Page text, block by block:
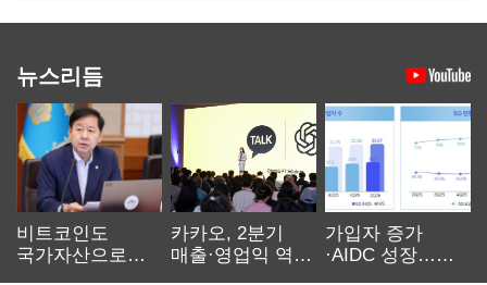
뉴스리듬
비트코인도
국가자산으로…'
카카오, 2분기
매출·영업익 역대
가입자 증가
·AIDC 성장…